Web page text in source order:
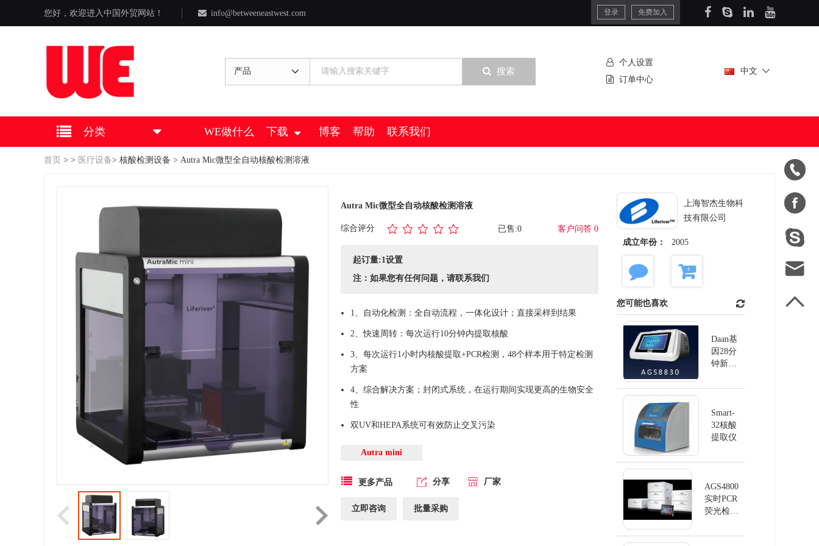
您好，欢迎进入中国外贸网站！ info@betweeneastwest.com 登录 免费加入





产品 搜索
个人设置
订单中心
中文
分类 WE做什么 下载 博客 帮助 联系我们
首页 > > 医疗设备> 核酸检测设备 > Autra Mic微型全自动核酸检测溶液
Autra Mic微型全自动核酸检测溶液
综合评分 已售:0 客户问答 0
起订量:1设置
注：如果您有任何问题，请联系我们
1、自动化检测：全自动流程，一体化设计；直接采样到结果
2、快速周转：每次运行10分钟内提取核酸
3、每次运行1小时内核酸提取+PCR检测，48个样本用于特定检测
方案
4、综合解决方案；封闭式系统，在运行期间实现更高的生物安全
性
双UV和HEPA系统可有效防止交叉污染
Autra mini
更多产品 分享 厂家
立即咨询 批量采购
上海智杰生物科
技有限公司
成立年份： 2005
您可能也喜欢
Daan基
因28分
钟新型
毒快速
统
Smart-
32核酸
提取仪
AGS4800
实时PCR
荧光检测